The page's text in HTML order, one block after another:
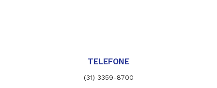
TELEFONE
(31) 3359-8700